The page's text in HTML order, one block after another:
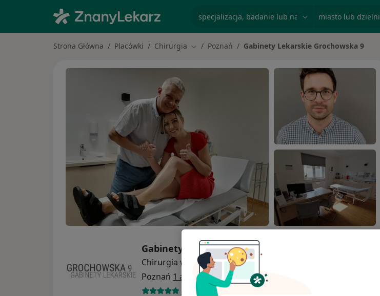
Strona Główna Placówki Chirurgia Zmień miasto
Poznań Gabinety Lekarskie Grochowska 9
Gabinety Lekarskie Grochowska 9
Chirurgia więcej
Poznań 1 adres
1507 opinii